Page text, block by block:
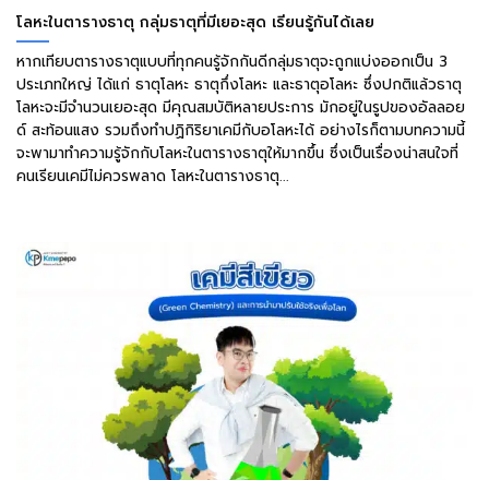
โลหะในตารางธาตุ กลุ่มธาตุที่มีเยอะสุด เรียนรู้กันได้เลย
หากเทียบตารางธาตุแบบที่ทุกคนรู้จักกันดีกลุ่มธาตุจะถูกแบ่งออกเป็น 3
ประเภทใหญ่ ได้แก่ ธาตุโลหะ ธาตุกึ่งโลหะ และธาตุอโลหะ ซึ่งปกติแล้วธาตุ
โลหะจะมีจำนวนเยอะสุด มีคุณสมบัติหลายประการ มักอยู่ในรูปของอัลลอย
ด์ สะท้อนแสง รวมถึงทำปฏิกิริยาเคมีกับอโลหะได้ อย่างไรก็ตามบทความนี้
จะพามาทำความรู้จักกับโลหะในตารางธาตุให้มากขึ้น ซึ่งเป็นเรื่องน่าสนใจที่
คนเรียนเคมีไม่ควรพลาด โลหะในตารางธาตุ...